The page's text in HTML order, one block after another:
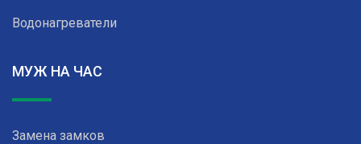
Водонагреватели
МУЖ НА ЧАС
Замена замков